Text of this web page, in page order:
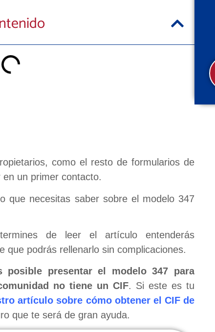
como el resto de formularios de
un primer contacto.
que necesitas saber sobre el modelo 347
de leer el artículo entenderás
que podrás rellenarlo sin complicaciones.
posible presentar el modelo 347 para
no tiene un CIF. Si este es tu
artículo sobre cómo obtener el CIF de
que te será de gran ayuda.